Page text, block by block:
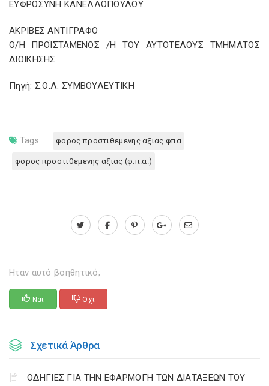
ΕΥΦΡΟΣΥΝΗ ΚΑΝΕΛΛΟΠΟΥΛΟΥ
ΑΚΡΙΒΕΣ ΑΝΤΙΓΡΑΦΟ
Ο/Η ΠΡΟΪΣΤΑΜΕΝΟΣ /Η ΤΟΥ ΑΥΤΟΤΕΛΟΥΣ ΤΜΗΜΑΤΟΣ
ΔΙΟΙΚΗΣΗΣ
Πηγή: Σ.Ο.Λ. ΣΥΜΒΟΥΛΕΥΤΙΚΗ
Tags: φορος προστιθεμενης αξιας φπα
φορος προστιθεμενης αξιας (φ.π.α.)
Ηταν αυτό βοηθητικό;
Ναι Οχι
Σχετικά Άρθρα
ΟΔΗΓΙΕΣ ΓΙΑ ΤΗΝ ΕΦΑΡΜΟΓΗ ΤΩΝ ΔΙΑΤΑΞΕΩΝ ΤΟΥ